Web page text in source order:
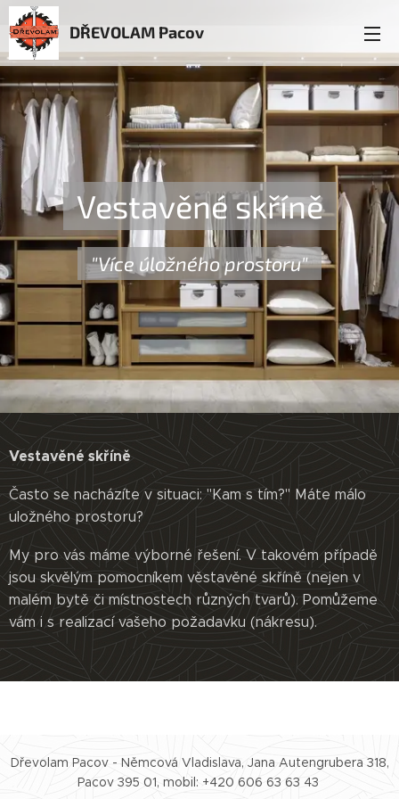
DŘEVOLAM Pacov
Vestavěné skříně
"Více úložného prostoru"
Vestavěné skříně
Často se nacházíte v situaci: "Kam s tím?" Máte málo
uložného prostoru?
My pro vás máme výborné řešení. V takovém případě
jsou skvělým pomocníkem věstavěné skříně (nejen v
malém bytě či místnostech různých tvarů). Pomůžeme
vám i s realizací vašeho požadavku (nákresu).
Dřevolam Pacov - Němcová Vladislava, Jana Autengrubera 318,
Pacov 395 01, mobil: +420 606 63 63 43